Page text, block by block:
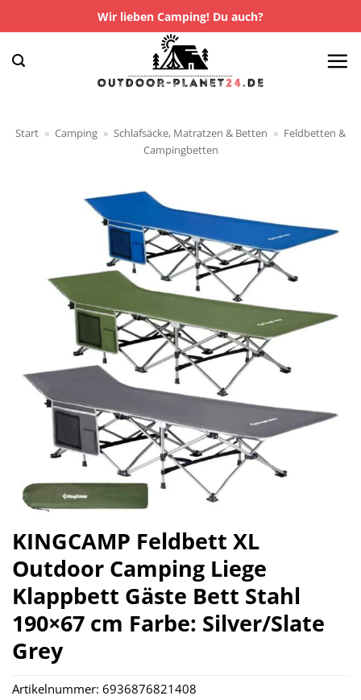
Inhalt
springen
Wir lieben Camping! Du auch?
Start » Camping » Schlafsäcke, Matratzen & Betten » Feldbetten &
Campingbetten
KINGCAMP Feldbett XL
Outdoor Camping Liege
Klappbett Gäste Bett Stahl
190×67 cm Farbe: Silver/Slate
Grey
Artikelnummer: 6936876821408